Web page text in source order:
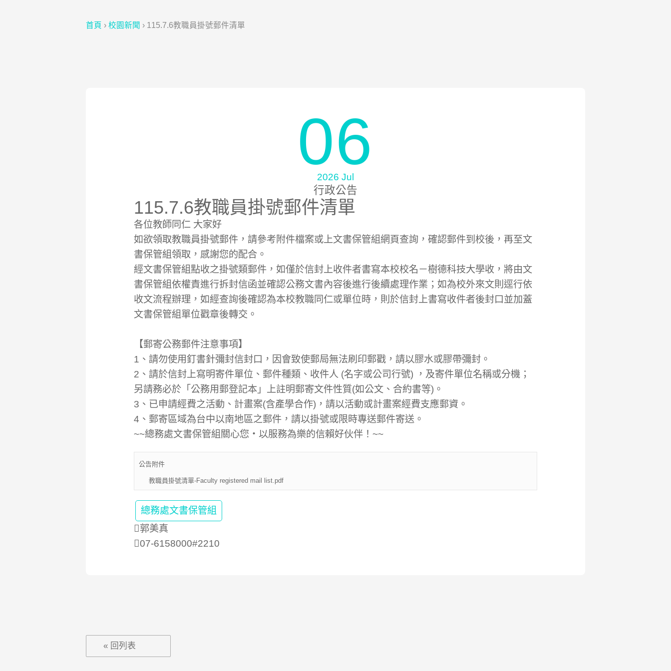
首頁 › 校園新聞 › 115.7.6教職員掛號郵件清單
06
2026 Jul
行政公告
115.7.6教職員掛號郵件清單
各位教師同仁 大家好
如欲領取教職員掛號郵件，請參考附件檔案或上文書保管組網頁查詢，確認郵件到校後，再至文
書保管組領取，感謝您的配合。
經文書保管組點收之掛號類郵件，如僅於信封上收件者書寫本校校名－樹德科技大學收，將由文
書保管組依權責進行拆封信函並確認公務文書內容後進行後續處理作業；如為校外來文則逕行依
收文流程辦理，如經查詢後確認為本校教職同仁或單位時，則於信封上書寫收件者後封口並加蓋
文書保管組單位戳章後轉交。
【郵寄公務郵件注意事項】
1、請勿使用釘書針彌封信封口，因會致使郵局無法刷印郵戳，請以膠水或膠帶彌封。
2、請於信封上寫明寄件單位、郵件種類、收件人 (名字或公司行號) ，及寄件單位名稱或分機；
另請務必於「公務用郵登記本」上註明郵寄文件性質(如公文、合約書等)。
3、已申請經費之活動、計畫案(含產學合作)，請以活動或計畫案經費支應郵資。
4、郵寄區域為台中以南地區之郵件，請以掛號或限時專送郵件寄送。
~~總務處文書保管組關心您‧以服務為樂的信賴好伙伴！~~
公告附件
教職員掛號清單-Faculty registered mail list.pdf
總務處文書保管組
郭美真
07-6158000#2210
« 回列表